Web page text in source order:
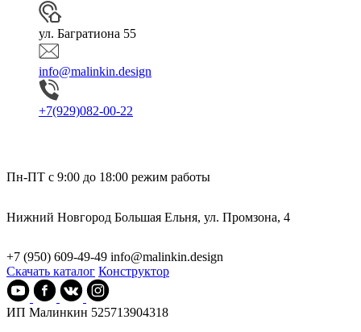
ул. Багратиона 55
info@malinkin.design
+7(929)082-00-22
Пн-ПТ с 9:00 до 18:00 режим работы
Нижний Новгород Большая Ельня, ул. Промзона, 4
+7 (950) 609-49-49 info@malinkin.design
Скачать каталог Конструктор
ИП Малинкин 525713904318